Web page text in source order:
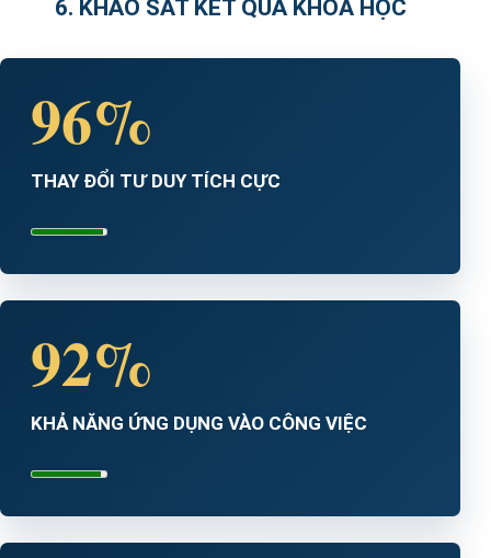
6. KHẢO SÁT KẾT QUẢ KHÓA HỌC
96%
THAY ĐỔI TƯ DUY TÍCH CỰC
92%
KHẢ NĂNG ỨNG DỤNG VÀO CÔNG VIỆC